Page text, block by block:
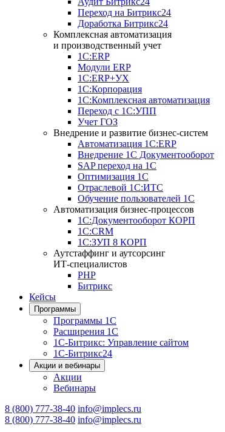
Переход на Битрикс24
Доработка Битрикс24
Комплексная автоматизация
и производственный учет
1С:ERP
Модули ERP
1C:ERP+УХ
1С:Корпорация
1С:Комплексная автоматизация
Переход с 1С:УПП
Учет ГОЗ
Внедрение и развитие бизнес-систем
Автоматизация 1С:ERP
Внедрение 1С Документооборот
SAP переход на 1С
Оптимизация 1С
Отраслевой 1С:ИТС
Обучение пользователей 1С
Автоматизация бизнес-процессов
1С:Документооборот КОРП
1С:CRM
1С:ЗУП 8 КОРП
Аутстаффинг и аутсорсинг
ИТ-специалистов
PHP
Битрикс
Кейсы
Программы
Программы 1С
Расширения 1С
1С-Битрикс: Управление сайтом
1С-Битрикс24
Акции и вебинары
Акции
Вебинары
8 (800) 777-38-40 info@implecs.ru
8 (800) 777-38-40 info@implecs.ru